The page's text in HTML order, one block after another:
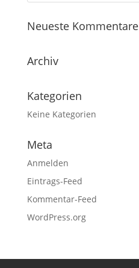
Neueste Kommentare
Archiv
Kategorien
Keine Kategorien
Meta
Anmelden
Eintrags-Feed
Kommentar-Feed
WordPress.org